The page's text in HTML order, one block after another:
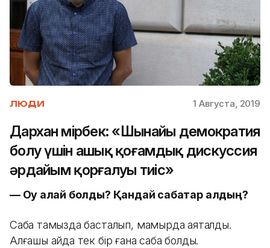
ЛЮДИ 1 Августа, 2019
Дархан Өмірбек: «Шынайы демократия
болу үшін ашық қоғамдық дискуссия
әрдайым қорғалуы тиіс»
— Оқу қалай болды? Қандай сабақтар алдың?
Сабақ тамызда басталып, мамырда аяқталды.
Алғашқы айда тек бір ғана сабақ болды.